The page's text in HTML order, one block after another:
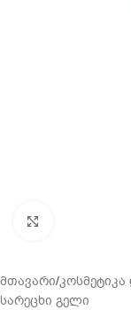
მთავარი/კოსმეტიკა
სარეცხი გელი